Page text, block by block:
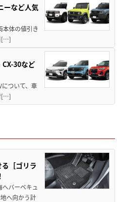
ーなど人気
本体の値引き
[…]
30など
ついて、車
[…]
［ゴリラ
バーベキュ
へ向かう計